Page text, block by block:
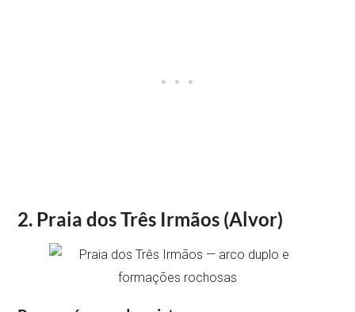
2. Praia dos Três Irmãos (Alvor)